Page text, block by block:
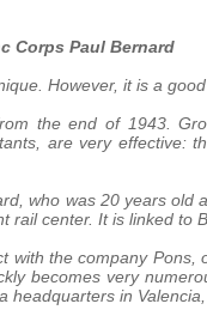
Corps Paul Bernard
However, it is a
the end of 1943.
are very effective:
who was 20 years
rail center. It is linked
with the company
becomes very
headquarters in